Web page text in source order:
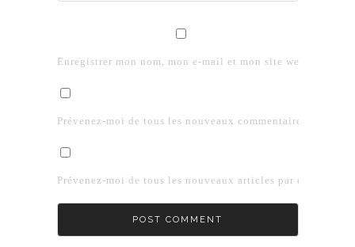
Enregistrer mon nom, mon e-mail et mon site web dans le
Prévenez-moi de tous les nouveaux commentaires par e-
Prévenez-moi de tous les nouveaux articles par e-mail.